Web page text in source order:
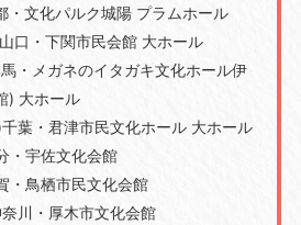
文化パルク城陽 プラムホール
口・下関市民会館 大ホール
・メガネのイタガキ文化ホール伊
) 大ホール
葉・君津市民文化ホール 大ホール
・宇佐文化会館
・鳥栖市民文化会館
川・厚木市文化会館